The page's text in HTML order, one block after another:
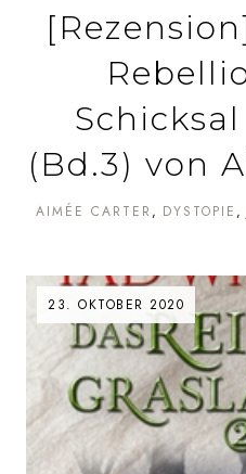
(Bd.3) von
AIMÉE CARTER DYSTOPIE
23. OKTOBER 2020